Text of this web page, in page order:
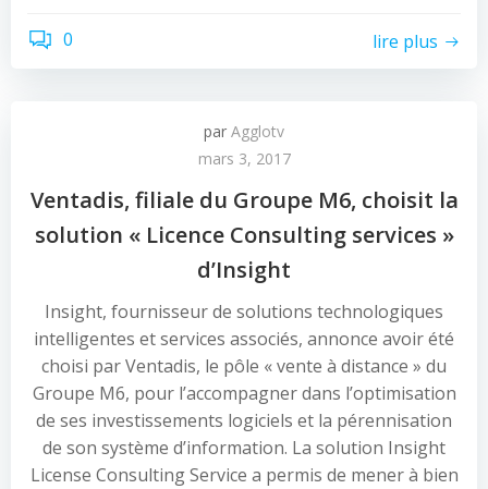
0 lire plus
par Agglotv
mars 3, 2017
Ventadis, filiale du Groupe M6, choisit la
solution « Licence Consulting services »
d’Insight
Insight, fournisseur de solutions technologiques
intelligentes et services associés, annonce avoir été
choisi par Ventadis, le pôle « vente à distance » du
Groupe M6, pour l’accompagner dans l’optimisation
de ses investissements logiciels et la pérennisation
de son système d’information. La solution Insight
License Consulting Service a permis de mener à bien